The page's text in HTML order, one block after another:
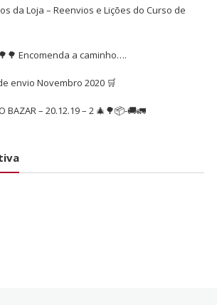
da Loja – Reenvios e Lições do Curso de
Encomenda a caminho….
envio Novembro 2020 🛒
BAZAR – 20.12.19 – 2 🎄🌳📦-🚚🚛